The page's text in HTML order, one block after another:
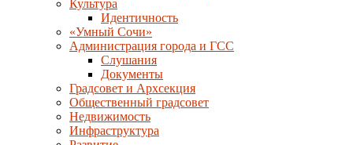
Культура
Идентичность
«Умный Сочи»
Администрация города и ГСС
Слушания
Документы
Градсовет и Архсекция
Общественный градсовет
Недвижимость
Инфраструктура